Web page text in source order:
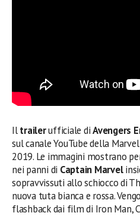
Iltrailerufficiale diAvengers
sul canale YouTube della
2019. Le immagini mostrano
nei panni di Captain Marvel
sopravvissuti allo schiocco di
nuova tuta bianca e rossa.
flashback dai film di Iron Man,